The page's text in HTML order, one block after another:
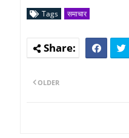
Tags समाचार
OLDER